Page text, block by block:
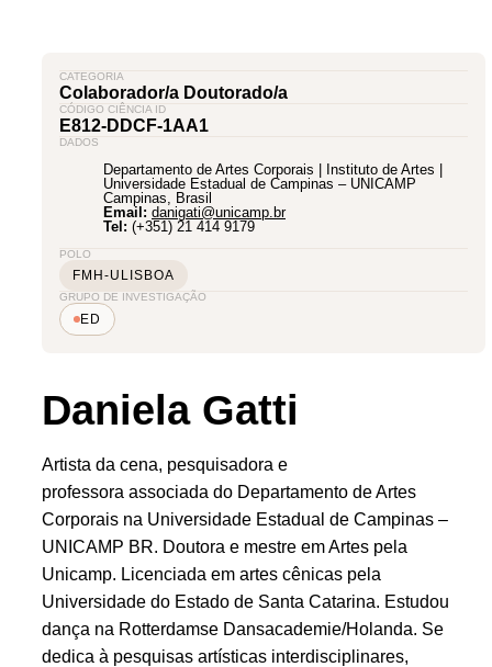
CATEGORIA
Colaborador/a Doutorado/a
CÓDIGO CIÊNCIA ID
E812-DDCF-1AA1
DADOS
Departamento de Artes Corporais | Instituto de Artes |
Universidade Estadual de Campinas – UNICAMP
Campinas, Brasil
Email: danigati@unicamp.br
Tel: (+351) 21 414 9179
POLO
FMH-ULISBOA
GRUPO DE INVESTIGAÇÃO
ED
Daniela Gatti
Artista da cena, pesquisadora e
professora associada do Departamento de Artes
Corporais na Universidade Estadual de Campinas –
UNICAMP BR. Doutora e mestre em Artes pela
Unicamp. Licenciada em artes cênicas pela
Universidade do Estado de Santa Catarina. Estudou
dança na Rotterdamse Dansacademie/Holanda. Se
dedica à pesquisas artísticas interdisciplinares,